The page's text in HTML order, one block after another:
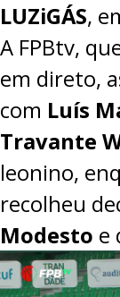
LUZiGÁS,
A FPBtv,
em direto,
com Luís
Travante
leonino,
recolheu
Modesto e